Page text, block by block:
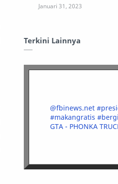
Terkini Lainnya
@fbinews.net
#makangratis
GTA - PHONKA